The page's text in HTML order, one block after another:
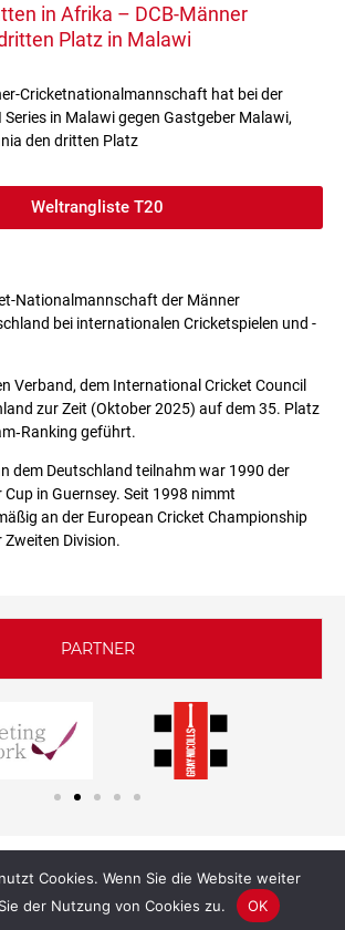
in Afrika – DCB-Männer
Platz in Malawi
Cricketnationalmannschaft hat bei der
in Malawi gegen Gastgeber Malawi,
den dritten Platz
Weltrangliste T20
Nationalmannschaft der Männer
bei internationalen Cricketspielen und -
Verband, dem International Cricket Council
zur Zeit (Oktober 2025) auf dem 35. Platz
geführt.
dem Deutschland teilnahm war 1990 der
Cup in Guernsey. Seit 1998 nimmt
an der European Cricket Championship
Zweiten Division.
PARTNER
Cookies. Wenn Sie die Website weiter
der Nutzung von Cookies zu.
OK